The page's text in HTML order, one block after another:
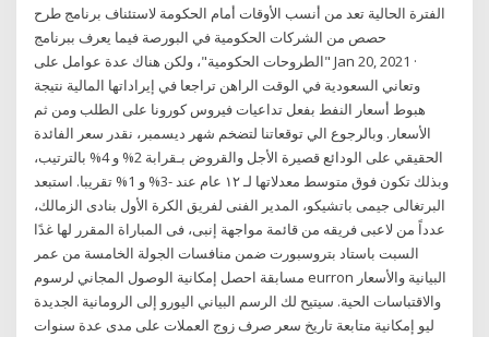
الفترة الحالية تعد من أنسب الأوقات أمام الحكومة لاستئناف برنامج طرح
حصص من الشركات الحكومية في البورصة فيما يعرف ببرنامج
"الطروحات الحكومية"، ولكن هناك عدة عوامل على Jan 20, 2021 ·
وتعاني السعودية في الوقت الراهن تراجعا في إيراداتها المالية نتيجة
هبوط أسعار النفط بفعل تداعيات فيروس كورونا على الطلب ومن ثم
الأسعار. وبالرجوع الي توقعاتنا لتضخم شهر ديسمبر، نقدر سعر الفائدة
الحقيقي على الودائع قصيرة الأجل والقروض بـقرابة 2% و 4% بالترتيب،
وبذلك تكون فوق متوسط معدلاتها لـ ١٢ عام عند -3% و 1% تقريبا. استبعد
البرتغالى جيمى باتشيكو، المدير الفنى لفريق الكرة الأول بنادى الزمالك،
عدداً من لاعبى فريقه من قائمة مواجهة إنبى، فى المباراة المقرر لها غدًا
السبت باستاد بتروسبورت ضمن منافسات الجولة الخامسة من عمر
مسابقة احصل إمكانية الوصول المجاني لرسوم eurron البيانية والأسعار
والاقتباسات الحية. سيتيح لك الرسم البياني اليورو إلى الرومانية الجديدة
ليو إمكانية متابعة تاريخ سعر صرف زوج العملات على مدى عدة سنوات